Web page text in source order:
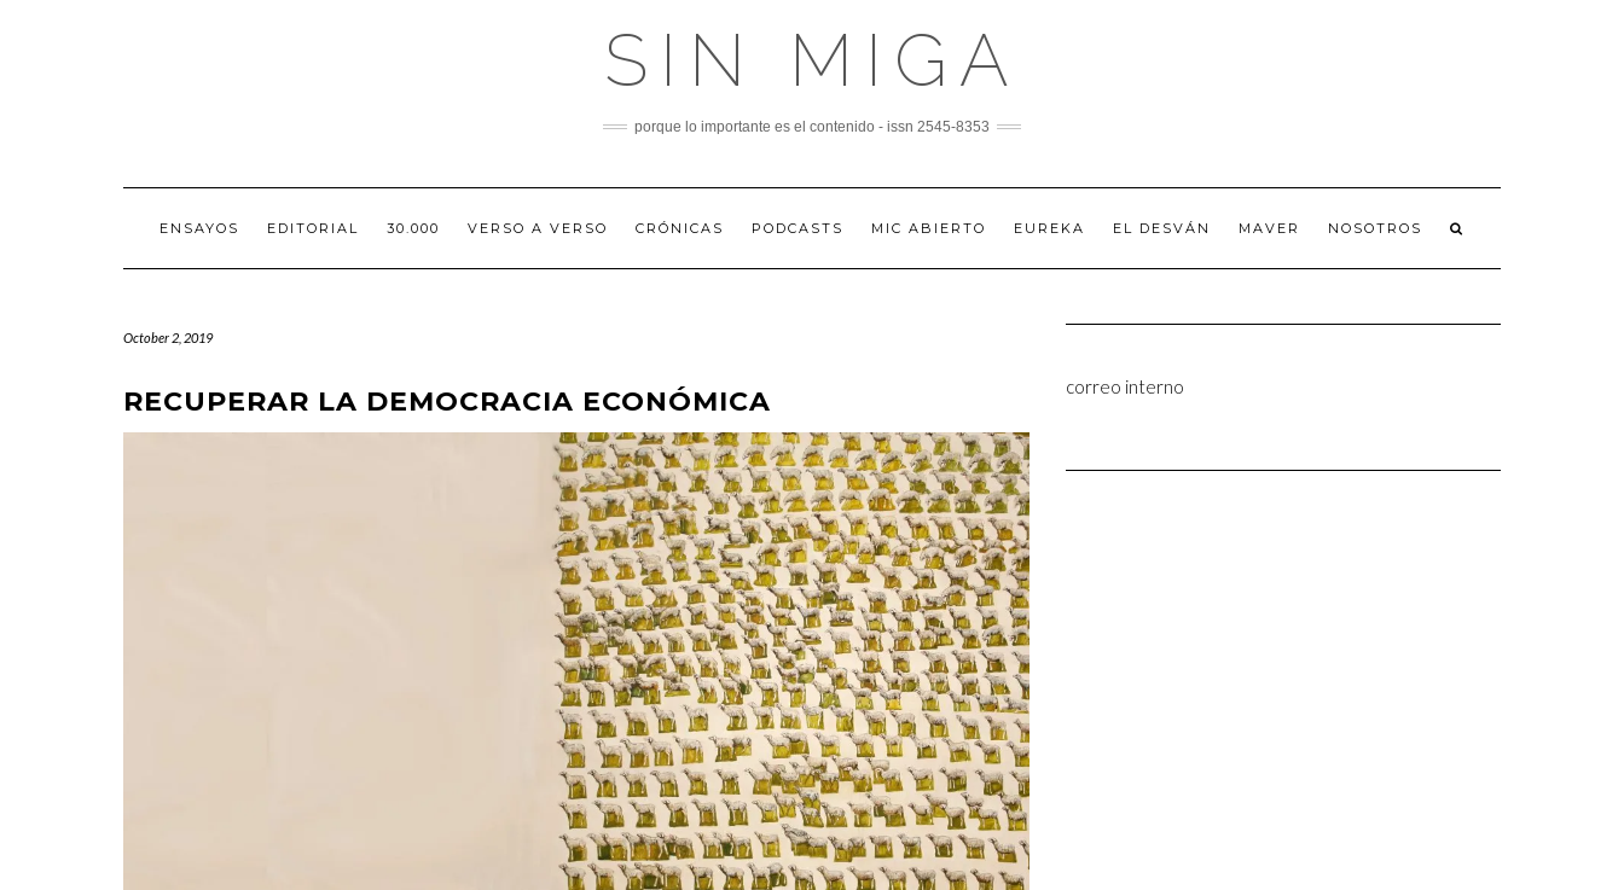
SIN MIGA
porque lo importante es el contenido - issn 2545-8353
ENSAYOS EDITORIAL 30.000 VERSO A VERSO CRÓNICAS PODCASTS MIC ABIERTO EUREKA EL DESVÁN MAVER NOSOTROS
October 2, 2019
RECUPERAR LA DEMOCRACIA ECONÓMICA correo interno